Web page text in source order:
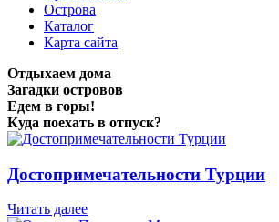
Острова
Каталог
Карта сайта
Отдыхаем дома
Загадки островов
Едем в горы!
Куда поехать в отпуск?
Достопримечательности Турции
Читать далее